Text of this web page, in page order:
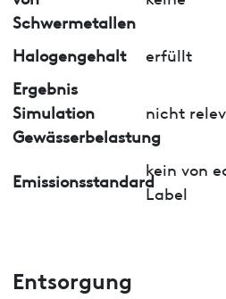
Schwermetallen
Halogengehalt
erfüllt
Ergebnis
Simulation
Gewässerbelastung
nicht
Emissionsstandard
kein von
Label
Entsorgung